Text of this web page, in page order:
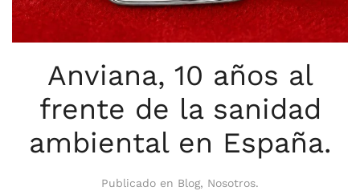
Anviana, 10 años al
frente de la sanidad
ambiental en España.
Publicado en Blog, Nosotros.